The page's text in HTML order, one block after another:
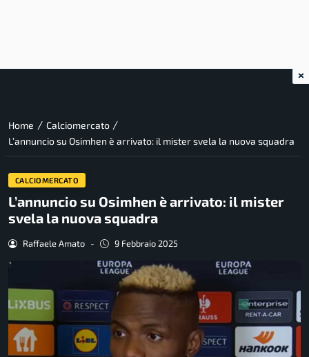
Home / Calciomercato /
L’annuncio su Osimhen è arrivato: il mister svela la nuova squadra
CALCIOMERCATO
L’annuncio su Osimhen è arrivato: il mister
svela la nuova squadra
Raffaele Amato - 9 Febbraio 2025
×